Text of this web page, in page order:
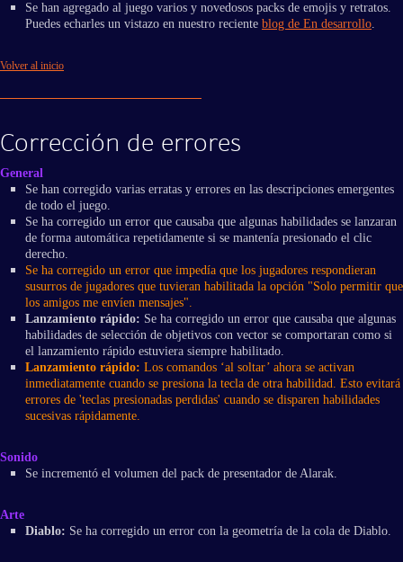
Se han agregado al juego varios y novedosos packs de emojis y retratos.
Puedes echarles un vistazo en nuestro reciente blog de En desarrollo.
Volver al inicio
Corrección de errores
General
Se han corregido varias erratas y errores en las descripciones emergentes
de todo el juego.
Se ha corregido un error que causaba que algunas habilidades se lanzaran
de forma automática repetidamente si se mantenía presionado el clic
derecho.
Se ha corregido un error que impedía que los jugadores respondieran
susurros de jugadores que tuvieran habilitada la opción "Solo permitir que
los amigos me envíen mensajes".
Lanzamiento rápido: Se ha corregido un error que causaba que algunas
habilidades de selección de objetivos con vector se comportaran como si
el lanzamiento rápido estuviera siempre habilitado.
Lanzamiento rápido: Los comandos ‘al soltar’ ahora se activan
inmediatamente cuando se presiona la tecla de otra habilidad. Esto evitará
errores de 'teclas presionadas perdidas' cuando se disparen habilidades
sucesivas rápidamente.
Sonido
Se incrementó el volumen del pack de presentador de Alarak.
Arte
Diablo: Se ha corregido un error con la geometría de la cola de Diablo.